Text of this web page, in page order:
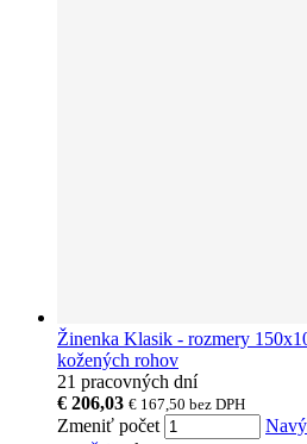
Žinenka Klasik - rozmery
kožených rohov
21 pracovných dní
€ 206,03 € 167,50 bez DPH
Zmeniť počet